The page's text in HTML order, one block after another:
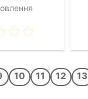
10 11 12 13